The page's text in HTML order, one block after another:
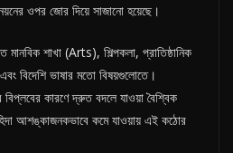
ওপর জোর দিয়ে সাজানো হয়েছে।
শাখা (Arts), শিল্পকলা, প্রাতিষ্ঠানিক
বিদেশি ভাষার মতো বিষয়গুলোতে।
কারণে দ্রুত বদলে যাওয়া বৈশ্বিক
আশঙ্কাজনকভাবে কমে যাওয়ায় এই কঠোর